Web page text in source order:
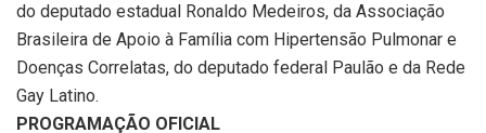
do deputado estadual Ronaldo Medeiros, da Associação
Brasileira de Apoio à Família com Hipertensão Pulmonar e
Doenças Correlatas, do deputado federal Paulão e da Rede
Gay Latino.
PROGRAMAÇÃO OFICIAL